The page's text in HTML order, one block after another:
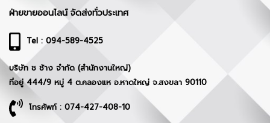
ฝ่ายขายออนไลน์ จัดส่งทั่วประเทศ
Tel : 094-589-4525
บริษัท ช ช้าง จำกัด (สำนักงานใหญ่)
ที่อยู่ 444/9 หมู่ 4 ต.คลองแห อ.หาดใหญ่ จ.สงขลา 90110
โทรศัพท์ : 074-427-408-10